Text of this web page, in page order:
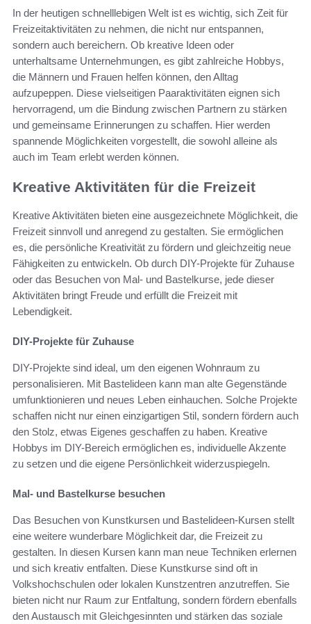
In der heutigen schnelllebigen Welt ist es wichtig, sich Zeit für
Freizeitaktivitäten zu nehmen, die nicht nur entspannen,
sondern auch bereichern. Ob kreative Ideen oder
unterhaltsame Unternehmungen, es gibt zahlreiche Hobbys,
die Männern und Frauen helfen können, den Alltag
aufzupeppen. Diese vielseitigen Paaraktivitäten eignen sich
hervorragend, um die Bindung zwischen Partnern zu stärken
und gemeinsame Erinnerungen zu schaffen. Hier werden
spannende Möglichkeiten vorgestellt, die sowohl alleine als
auch im Team erlebt werden können.
Kreative Aktivitäten für die Freizeit
Kreative Aktivitäten bieten eine ausgezeichnete Möglichkeit, die
Freizeit sinnvoll und anregend zu gestalten. Sie ermöglichen
es, die persönliche Kreativität zu fördern und gleichzeitig neue
Fähigkeiten zu entwickeln. Ob durch DIY-Projekte für Zuhause
oder das Besuchen von Mal- und Bastelkurse, jede dieser
Aktivitäten bringt Freude und erfüllt die Freizeit mit
Lebendigkeit.
DIY-Projekte für Zuhause
DIY-Projekte sind ideal, um den eigenen Wohnraum zu
personalisieren. Mit Bastelideen kann man alte Gegenstände
umfunktionieren und neues Leben einhauchen. Solche Projekte
schaffen nicht nur einen einzigartigen Stil, sondern fördern auch
den Stolz, etwas Eigenes geschaffen zu haben. Kreative
Hobbys im DIY-Bereich ermöglichen es, individuelle Akzente
zu setzen und die eigene Persönlichkeit widerzuspiegeln.
Mal- und Bastelkurse besuchen
Das Besuchen von Kunstkursen und Bastelideen-Kursen stellt
eine weitere wunderbare Möglichkeit dar, die Freizeit zu
gestalten. In diesen Kursen kann man neue Techniken erlernen
und sich kreativ entfalten. Diese Kunstkurse sind oft in
Volkshochschulen oder lokalen Kunstzentren anzutreffen. Sie
bieten nicht nur Raum zur Entfaltung, sondern fördern ebenfalls
den Austausch mit Gleichgesinnten und stärken das soziale